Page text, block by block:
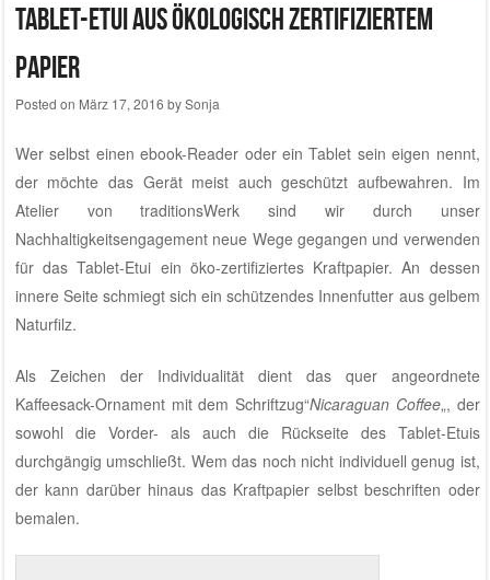
Tablet-Etui aus ökologisch zertifiziertem
Papier
Posted on März 17, 2016 bySonja
Wer selbst einen ebook-Reader oder ein Tablet sein eigen nennt,
der möchte das Gerät meist auch geschützt aufbewahren. Im
Atelier von traditionsWerk sind wir durch unser
Nachhaltigkeitsengagementneue Wege gegangen und verwenden
für das Tablet-Etui ein öko-zertifiziertes Kraftpapier. An dessen
innere Seite schmiegt sich ein schützendes Innenfutter aus gelbem
Naturfilz.
Als Zeichen der Individualität dient das quer angeordnete
Kaffeesack-Ornament mit dem Schriftzug“Nicaraguan Coffee„, der
sowohl die Vorder- als auch die Rückseite des Tablet-Etuis
durchgängig umschließt. Wem das noch nicht individuell genug ist,
der kann darüber hinaus das Kraftpapier selbst beschriften oder
bemalen.